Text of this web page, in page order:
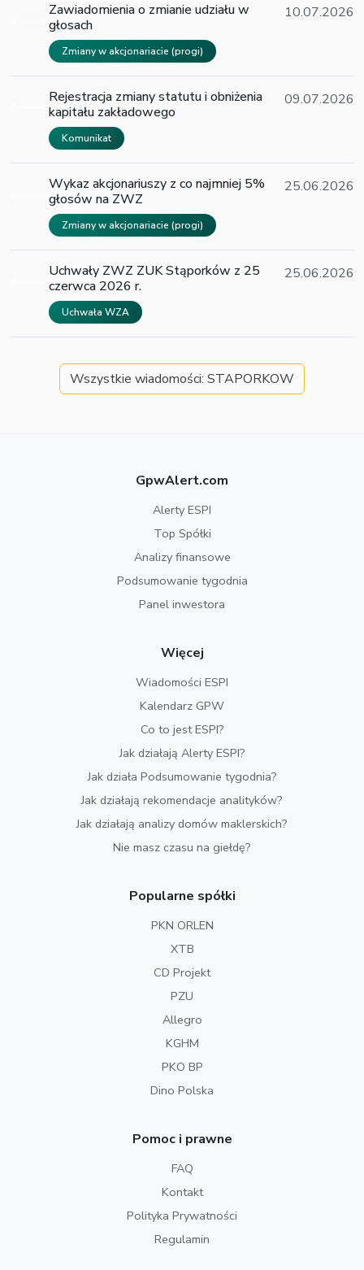
Zawiadomienia o zmianie udziału w
głosach
Zmiany w akcjonariacie (progi)
10.07.2026
Rejestracja zmiany statutu i obniżenia
kapitału zakładowego
Komunikat
09.07.2026
Wykaz akcjonariuszy z co najmniej 5%
głosów na ZWZ
Zmiany w akcjonariacie (progi)
25.06.2026
Uchwały ZWZ ZUK Stąporków z 25
czerwca 2026 r.
Uchwała WZA
25.06.2026
Wszystkie wiadomości: STAPORKOW
GpwAlert.com
Alerty ESPI
Top Spółki
Analizy finansowe
Podsumowanie tygodnia
Panel inwestora
Więcej
Wiadomości ESPI
Kalendarz GPW
Co to jest ESPI?
Jak działają Alerty ESPI?
Jak działa Podsumowanie tygodnia?
Jak działają rekomendacje analityków?
Jak działają analizy domów maklerskich?
Nie masz czasu na giełdę?
Popularne spółki
PKN ORLEN
XTB
CD Projekt
PZU
Allegro
KGHM
PKO BP
Dino Polska
Pomoc i prawne
FAQ
Kontakt
Polityka Prywatności
Regulamin